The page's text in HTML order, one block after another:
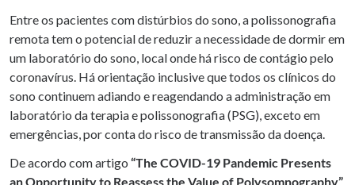
Entre os pacientes com distúrbios do sono, a polissonografia
remota tem o potencial de reduzir a necessidade de dormir em
um laboratório do sono, local onde há risco de contágio pelo
coronavírus. Há orientação inclusive que todos os clínicos do
sono continuem adiando e reagendando a administração em
laboratório da terapia e polissonografia (PSG), exceto em
emergências, por conta do risco de transmissão da doença.
De acordo com artigo “The COVID-19 Pandemic Presents
an Opportunity to Reassess the Value of Polysomnography”